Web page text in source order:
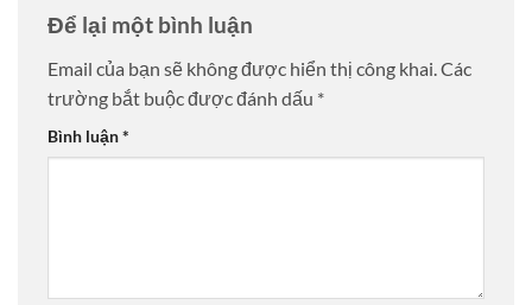
Để lại một bình luận
Email của bạn sẽ không được hiển thị công khai.Các
trường bắt buộc được đánh dấu *
Bình luận*